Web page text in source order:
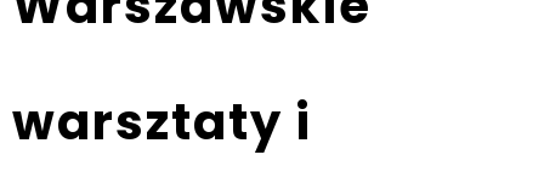
warsztaty i